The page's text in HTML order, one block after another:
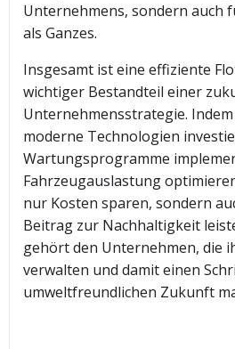
Unternehmens, sondern auch
als Ganzes.
Insgesamt ist eine effiziente
wichtiger Bestandteil einer
Unternehmensstrategie.
moderne Technologien
Wartungsprogramme
Fahrzeugauslastung
nur Kosten sparen, sondern
Beitrag zur Nachhaltigkeit
gehört den Unternehmen, die
verwalten und damit einen
umweltfreundlichen Zukunft